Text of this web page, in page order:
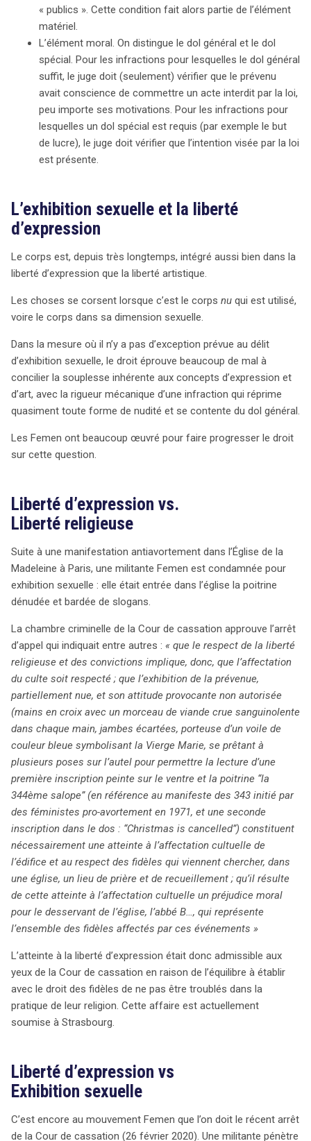
dénudée, soulignant le respect dû aux croyances
religieuses. En revanche, une autre affaire au Musée
Grévin a mis en lumière la tension entre l’expression
politique et la législation sur l’exhibition. Bien que la Cour
de cassation ait confirmé que l’exhibition d’un sein
féminin constitue une infraction, elle a également
souligné la nécessité d’une approche nuancée en
matière de proportionnalité. Cette décision interroge sur
la perception du corps féminin et la distinction entre
expression artistique et délit, posant la question de
des convictions d’autrui et que le contexte est primordial
dans l’évaluation de telles infractions.
« publics ». Cette condition fait alors partie de l’élément
matériel.
L’élément moral. On distingue le dol général et le dol
spécial. Pour les infractions pour lesquelles le dol général
suffit, le juge doit (seulement) vérifier que le prévenu
avait conscience de commettre un acte interdit par la loi,
peu importe ses motivations. Pour les infractions pour
lesquelles un dol spécial est requis (par exemple le but
de lucre), le juge doit vérifier que l’intention visée par la loi
est présente.
L’exhibition sexuelle et la liberté
d’expression
Le corps est, depuis très longtemps, intégré aussi bien dans la
liberté d’expression que la liberté artistique.
Les choses se corsent lorsque c’est le corps nu qui est utilisé,
voire le corps dans sa dimension sexuelle.
Dans la mesure où il n’y a pas d’exception prévue au délit
d’exhibition sexuelle, le droit éprouve beaucoup de mal à
concilier la souplesse inhérente aux concepts d’expression et
d’art, avec la rigueur mécanique d’une infraction qui réprime
quasiment toute forme de nudité et se contente du dol général.
Les Femen ont beaucoup œuvré pour faire progresser le droit
sur cette question.
Liberté d’expression vs.
Liberté religieuse
Suite à une manifestation antiavortement dans l’Église de la
Madeleine à Paris, une militante Femen est condamnée pour
exhibition sexuelle : elle était entrée dans l’église la poitrine
dénudée et bardée de slogans.
La chambre criminelle de la Cour de cassation approuve l’arrêt
d’appel qui indiquait entre autres : « que le respect de la liberté
religieuse et des convictions implique, donc, que l’affectation
du culte soit respecté ; que l’exhibition de la prévenue,
partiellement nue, et son attitude provocante non autorisée
(mains en croix avec un morceau de viande crue sanguinolente
dans chaque main, jambes écartées, porteuse d’un voile de
couleur bleue symbolisant la Vierge Marie, se prêtant à
plusieurs poses sur l’autel pour permettre la lecture d’une
première inscription peinte sur le ventre et la poitrine “la
344ème salope” (en référence au manifeste des 343 initié par
des féministes pro-avortement en 1971, et une seconde
inscription dans le dos : “Christmas is cancelled”) constituent
nécessairement une atteinte à l’affectation cultuelle de
l’édifice et au respect des fidèles qui viennent chercher, dans
une église, un lieu de prière et de recueillement ; qu’il résulte
de cette atteinte à l’affectation cultuelle un préjudice moral
pour le desservant de l’église, l’abbé B…, qui représente
l’ensemble des fidèles affectés par ces événements »
L’atteinte à la liberté d’expression était donc admissible aux
yeux de la Cour de cassation en raison de l’équilibre à établir
avec le droit des fidèles de ne pas être troublés dans la
pratique de leur religion. Cette affaire est actuellement
soumise à Strasbourg.
Liberté d’expression vs
Exhibition sexuelle
C’est encore au mouvement Femen que l’on doit le récent arrêt
de la Cour de cassation (26 février 2020). Une militante pénètre